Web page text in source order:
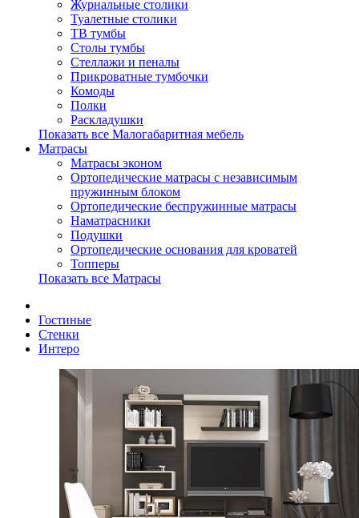
Журнальные столики
Туалетные столики
ТВ тумбы
Столы тумбы
Стеллажи и пеналы
Прикроватные тумбочки
Комоды
Полки
Раскладушки
Показать все Малогабаритная мебель
Матрасы
Матрасы эконом
Ортопедические матрасы с независимым
пружинным блоком
Ортопедические беспружинные матрасы
Наматрасники
Подушки
Ортопедические основания для кроватей
Топперы
Показать все Матрасы
Гостиные
Стенки
Интеро